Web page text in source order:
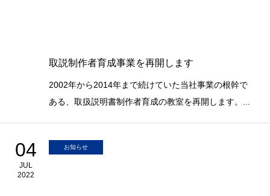
取説制作者育成事業を再開します
2002年から2014年まで続けていた当社事業の根幹で
ある、取扱説明書制作者育成の教室を再開します。...
04
JUL
2022
お知らせ